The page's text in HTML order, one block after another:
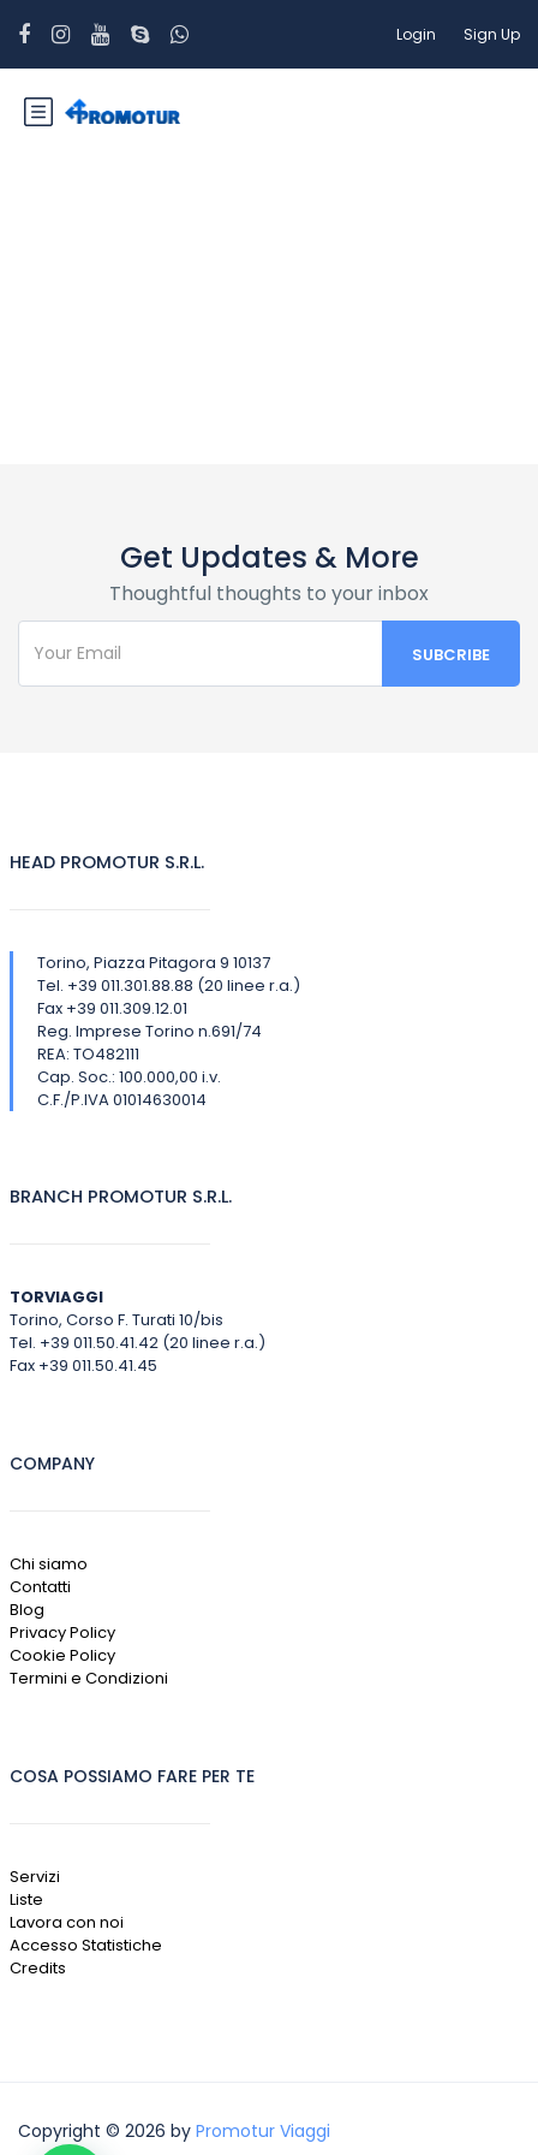
Login Sign Up
Get Updates & More
Thoughtful thoughts to your inbox
HEAD PROMOTUR S.R.L.
Torino, Piazza Pitagora 9 10137
Tel. +39 011.301.88.88 (20 linee r.a.)
Fax +39 011.309.12.01
Reg. Imprese Torino n.691/74
REA: TO482111
Cap. Soc.: 100.000,00 i.v.
C.F./P.IVA 01014630014
BRANCH PROMOTUR S.R.L.
TORVIAGGI
Torino, Corso F. Turati 10/bis
Tel. +39 011.50.41.42 (20 linee r.a.)
Fax +39 011.50.41.45
COMPANY
Chi siamo
Contatti
Blog
Privacy Policy
Cookie Policy
Termini e Condizioni
COSA POSSIAMO FARE PER TE
Servizi
Liste
Lavora con noi
Accesso Statistiche
Credits
Copyright © 2026 by Promotur Viaggi